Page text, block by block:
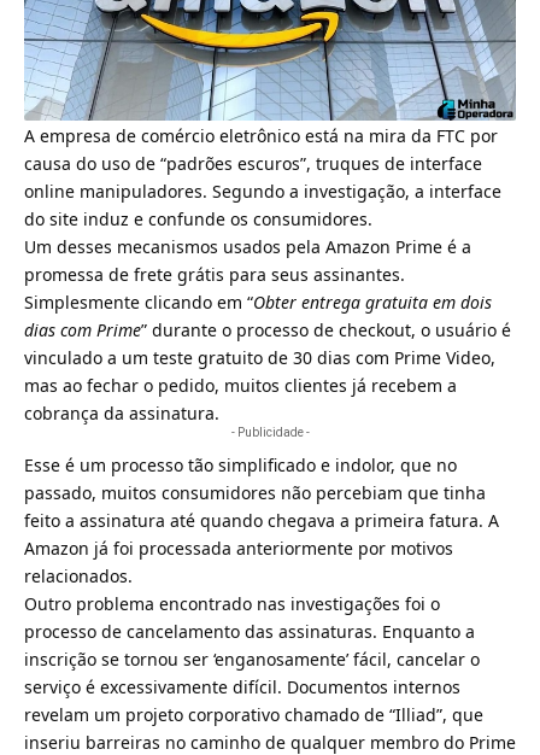
A empresa de comércio eletrônico está na mira da FTC por
causa do uso de “padrões escuros”, truques de interface
online manipuladores. Segundo a investigação, a interface
do site induz e confunde os consumidores.
Um desses mecanismos usados pela Amazon Prime é a
promessa de frete grátis para seus assinantes.
Simplesmente clicando em “Obter entrega gratuita em dois
dias com Prime” durante o processo de checkout, o usuário é
vinculado a um teste gratuito de 30 dias com Prime Video,
mas ao fechar o pedido, muitos clientes já recebem a
cobrança da assinatura.
- Publicidade -
Esse é um processo tão simplificado e indolor, que no
passado, muitos consumidores não percebiam que tinha
feito a assinatura até quando chegava a primeira fatura. A
Amazon já foi processada anteriormente por motivos
relacionados.
Outro problema encontrado nas investigações foi o
processo de cancelamento das assinaturas. Enquanto a
inscrição se tornou ser ‘enganosamente’ fácil, cancelar o
serviço é excessivamente difícil. Documentos internos
revelam um projeto corporativo chamado de “Illiad”, que
inseriu barreiras no caminho de qualquer membro do Prime